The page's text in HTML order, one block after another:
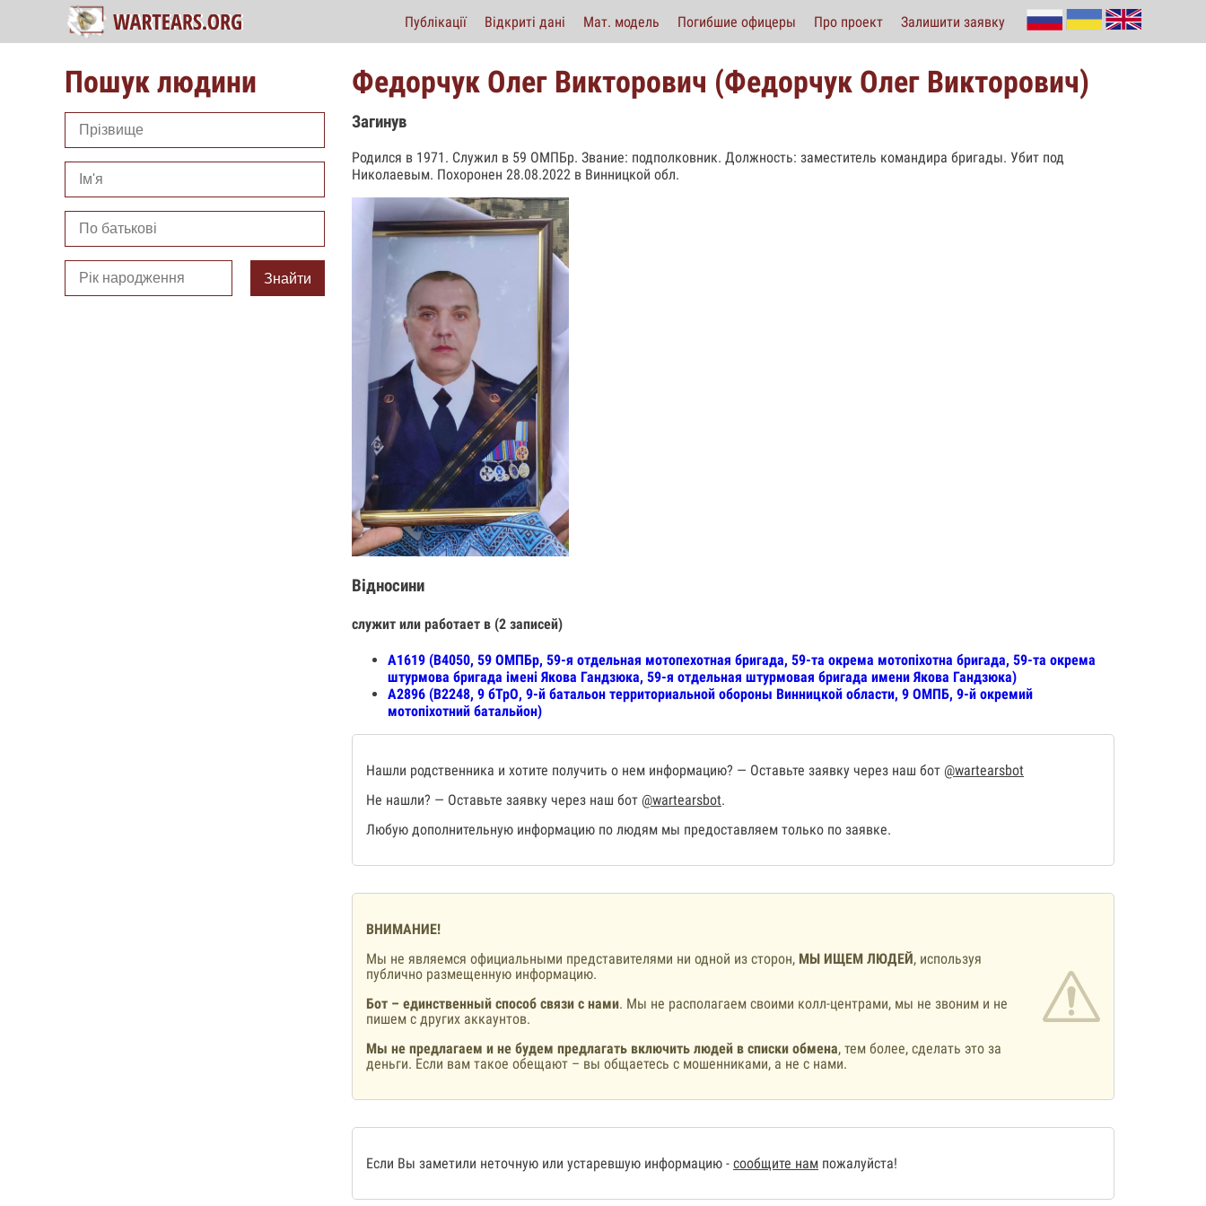
Публікації Відкриті дані Мат. модель Погибшие офицеры Про проект Залишити заявку
Пошук людини
Знайти
Федорчук Олег Викторович (Федорчук Олег Викторович)
Загинув
Родился в 1971. Служил в 59 ОМПБр. Звание: подполковник. Должность: заместитель командира бригады. Убит под
Николаевым. Похоронен 28.08.2022 в Винницкой обл.
Відносини
служит или работает в (2 записей)
А1619 (В4050, 59 ОМПБр, 59-я отдельная мотопехотная бригада, 59-та окрема мотопіхотна бригада, 59-та окрема
штурмова бригада імені Якова Гандзюка, 59-я отдельная штурмовая бригада имени Якова Гандзюка)
А2896 (В2248, 9 бТрО, 9-й батальон территориальной обороны Винницкой области, 9 ОМПБ, 9-й окремий
мотопіхотний батальйон)
Нашли родственника и хотите получить о нем информацию? — Оставьте заявку через наш бот @wartearsbot
Не нашли? — Оставьте заявку через наш бот @wartearsbot.
Любую дополнительную информацию по людям мы предоставляем только по заявке.
ВНИМАНИЕ!
Мы не являемся официальными представителями ни одной из сторон, МЫ ИЩЕМ ЛЮДЕЙ, используя
публично размещенную информацию.
Бот – единственный способ связи с нами. Мы не располагаем своими колл-центрами, мы не звоним и не
пишем с других аккаунтов.
Мы не предлагаем и не будем предлагать включить людей в списки обмена, тем более, сделать это за
деньги. Если вам такое обещают – вы общаетесь с мошенниками, а не с нами.
Если Вы заметили неточную или устаревшую информацию - сообщите нам пожалуйста!